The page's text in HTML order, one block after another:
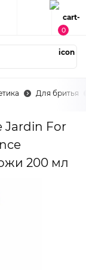
0
Для бритья
Jardin For
200 мл